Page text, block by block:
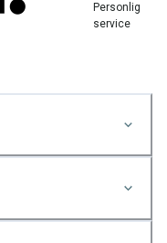
Personlig
service